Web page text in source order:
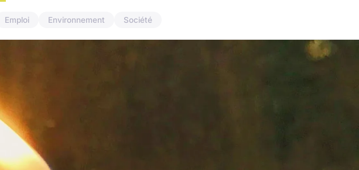
Emploi Environnement Société